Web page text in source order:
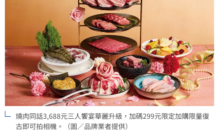
燒肉同話3,688元三人饗宴華麗升級，加碼299元限定加購限量復
古即可拍相機。（圖／品牌業者提供）